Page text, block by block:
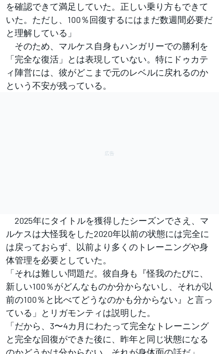
を確認できて満足していた。正しい乗り方もできて
いた。ただし、100％回復するにはまだ数週間必要だ
と理解している」
そのため、マルケス自身もハンガリーでの勝利を
「完全な復活」とは表現していない。特にドゥカテ
ィ陣営には、彼がどこまで元のレベルに戻れるのか
という不安が残っている。
2025年にタイトルを獲得したシーズンでさえ、マ
ルケスは大怪我をした2020年以前の状態には完全に
は戻っておらず、以前より多くのトレーニングや身
体管理を必要としていた。
「それは難しい問題だ。彼自身も『怪我のたびに、
新しい100％がどんなものか分からないし、それが以
前の100％と比べてどうなのかも分からない』と言っ
ている」とリガモンティは説明した。
「だから、3〜4カ月にわたって完全なトレーニング
と完全な回復ができた後に、昨年と同じ状態になる